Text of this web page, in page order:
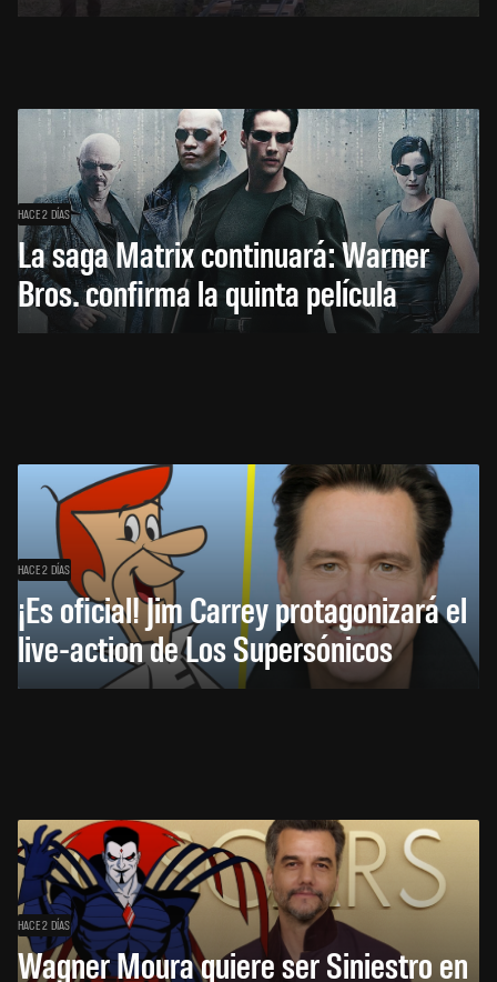
HACE 2 DÍAS
La saga Matrix continuará: Warner
Bros. confirma la quinta película
HACE 2 DÍAS
¡Es oficial! Jim Carrey protagonizará el
live-action de Los Supersónicos
HACE 2 DÍAS
Wagner Moura quiere ser Siniestro en